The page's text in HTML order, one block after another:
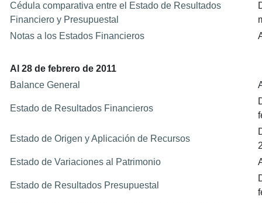
Cédula comparativa entre el Estado de Resultados
Financiero y Presupuestal
Notas a los Estados Financieros
Al 28 de febrero de 2011
Balance General
Estado de Resultados Financieros
Estado de Origen y Aplicación de Recursos
Estado de Variaciones al Patrimonio
Estado de Resultados Presupuestal